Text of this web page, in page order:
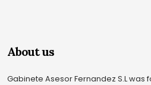
About us
Gabinete Asesor Fernandez S.L was